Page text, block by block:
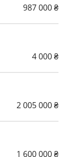
987 000 ₴
4 000 ₴
2 005 000 ₴
1 600 000 ₴